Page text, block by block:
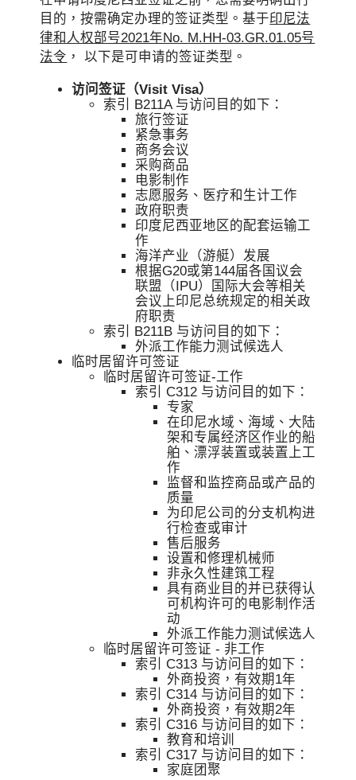
目的，按需确定办理的签证类型。基于印尼法
律和人权部号2021年No. M.HH-03.GR.01.05号
法令 ， 以下是可申请的签证类型。
访问签证（Visit Visa）
索引 B211A 与访问目的如下：
旅行签证
紧急事务
商务会议
采购商品
电影制作
志愿服务、医疗和生计工作
政府职责
印度尼西亚地区的配套运输工
作
海洋产业（游艇）发展
根据G20或第144届各国议会
联盟（IPU）国际大会等相关
会议上印尼总统规定的相关政
府职责
索引 B211B 与访问目的如下：
外派工作能力测试候选人
临时居留许可签证
临时居留许可签证-工作
索引 C312 与访问目的如下：
专家
在印尼水域、海域、大陆
架和专属经济区作业的船
舶、漂浮装置或装置上工
作
监督和监控商品或产品的
质量
为印尼公司的分支机构进
行检查或审计
售后服务
设置和修理机械师
非永久性建筑工程
具有商业目的并已获得认
可机构许可的电影制作活
动
外派工作能力测试候选人
临时居留许可签证 - 非工作
索引 C313 与访问目的如下：
外商投资，有效期1年
索引 C314 与访问目的如下：
外商投资，有效期2年
索引 C316 与访问目的如下：
教育和培训
索引 C317 与访问目的如下：
家庭团聚